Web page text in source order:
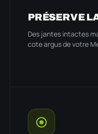
PRÉSERVE
Des jantes intactes
cote argus de votre